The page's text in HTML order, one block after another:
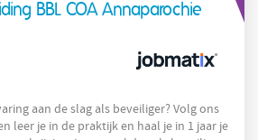
BBL COA Annaparochie
aan de slag als beveiliger? Volg ons
leer je in de praktijk en haal je in 1 jaar je